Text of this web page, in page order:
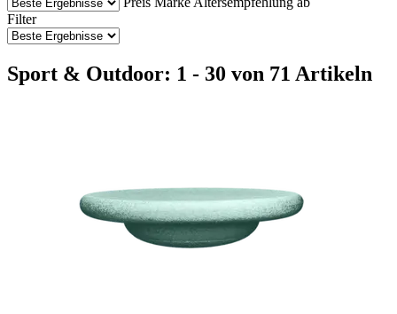
Filter
Sport & Outdoor: 1 - 30 von 71 Artikeln